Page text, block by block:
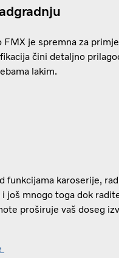
FMX je spremna za
čini detaljno
lakim.
funkcijama karoserije,
još mnogo toga dok
proširuje vaš doseg